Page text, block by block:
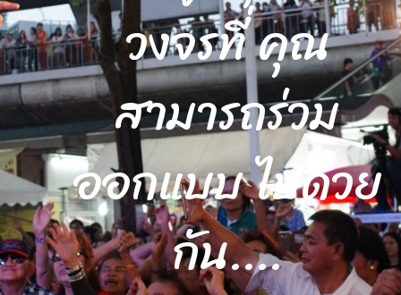
วงจรที่ คุณ
สามารถร่วม
ออกแบบ ไปด้วย
กัน....